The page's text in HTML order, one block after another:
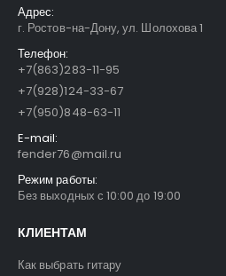
Адрес:
г. Ростов-на-Дону, ул. Шолохова 1
Телефон:
+7(863)283-11-95
+7(928)124-33-67
+7(950)848-63-11
E-mail:
fender76@mail.ru
Режим работы:
Без выходных с 10:00 до 19:00
КЛИЕНТАМ
Как выбрать гитару